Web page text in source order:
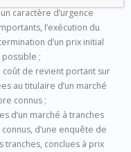
caractère d’urgence
l’exécution du
d’un prix initial
possible ;
coût de revient portant sur
au titulaire d’un marché
connus ;
d’un marché à tranches
d’une enquête de
conclues à prix